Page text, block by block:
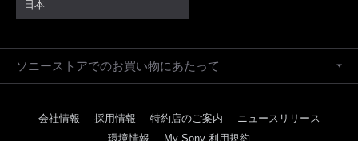
日本
ソニーストアでのお買い物にあたって
会社情報 採用情報 特約店のご案内
ニュースリリース
環境情報
My Sony 利用規約